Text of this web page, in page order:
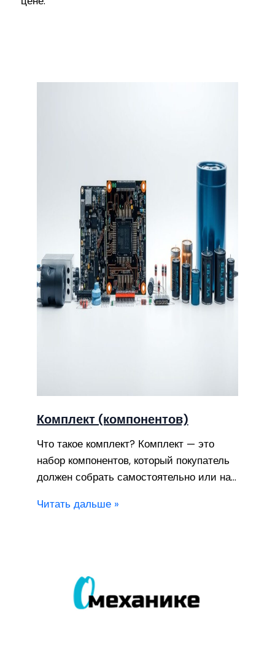
Комплект (компонентов)
Что такое комплект? Комплект — это
набор компонентов, который покупатель
должен собрать самостоятельно или на…
Читать дальше »